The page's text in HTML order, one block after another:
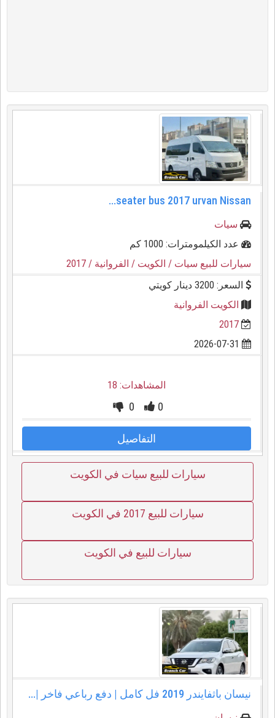
سيات
عدد الكيلمومترات: 1000 كم
سيارات للبيع سيات / الكويت / الفروانية / 2017
السعر: 3200 دينار كويتي
الكويت الفروانية
2017
المشاهدات: 18
0
0
التفاصيل
سيارات للبيع سيات في الكويت
سيارات للبيع 2017 في الكويت
سيارات للبيع في الكويت
نيسان باثفايندر 2019 فل كامل | دفع رباعي فاخر |...